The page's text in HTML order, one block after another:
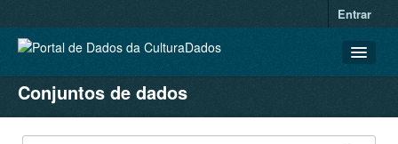
Entrar
CONJUNTOS DE DADOS
ORGANIZAÇÕES
Conjuntos de dados